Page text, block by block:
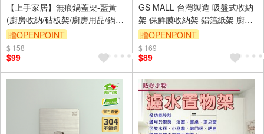
【上手家居】無痕鍋蓋架-藍黃
(廚房收納/砧板架/廚房用品/鍋蓋
收納架/鍋蓋架壁掛/鍋鏟架/湯勺
架)
贈OPENPOINT
訂單滿999享9折
$ 158
$99
GS MALL 台灣製造 吸盤式收納
架 保鮮膜收納架 鋁箔紙架 廚房
置物架 紙巾架 收納架 保鮮膜掛
勾架 廚房收納架
贈OPENPOINT
$ 169
$89